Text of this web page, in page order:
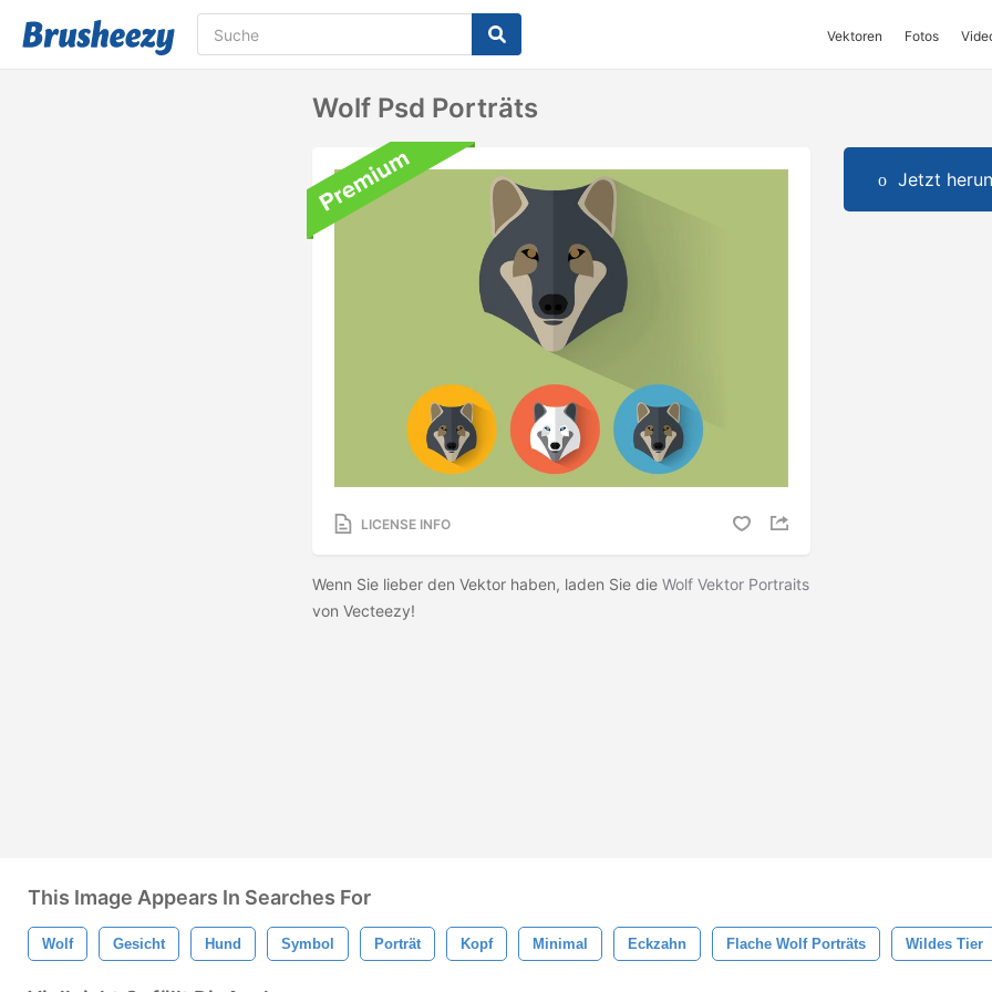
Vektoren Fotos
Wolf Psd Porträts
LICENSE INFO
Wenn Sie lieber den Vektor haben, laden Sie die Wolf Vektor Portraits
von Vecteezy!
Jetzt
This Image Appears In Searches For
Wolf Gesicht Hund Symbol Porträt Kopf Minimal Eckzahn Flache Wolf Porträts Wildes Tier